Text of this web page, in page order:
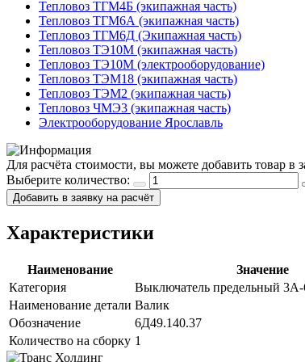
Тепловоз ТГМ4Б (экипажная часть)
Тепловоз ТГМ6А (экипажная часть)
Тепловоз ТГМ6Д (Экипажная часть)
Тепловоз ТЭ10М (экипажная часть)
Тепловоз ТЭ10М (электрооборудование)
Тепловоз ТЭМ18 (экипажная часть)
Тепловоз ТЭМ2 (экипажная часть)
Тепловоз ЧМЭ3 (экипажная часть)
Электрооборудование Ярославль
Для расчёта стоимости, вы можете добавить товар в
Выберите количество:
Добавить в заявку на расчёт
Характеристики
Наименование
Значение
Категория
Выключатель предельный
Наименование детали Валик
Обозначение
6Д49.140.37
Количество на сборку 1